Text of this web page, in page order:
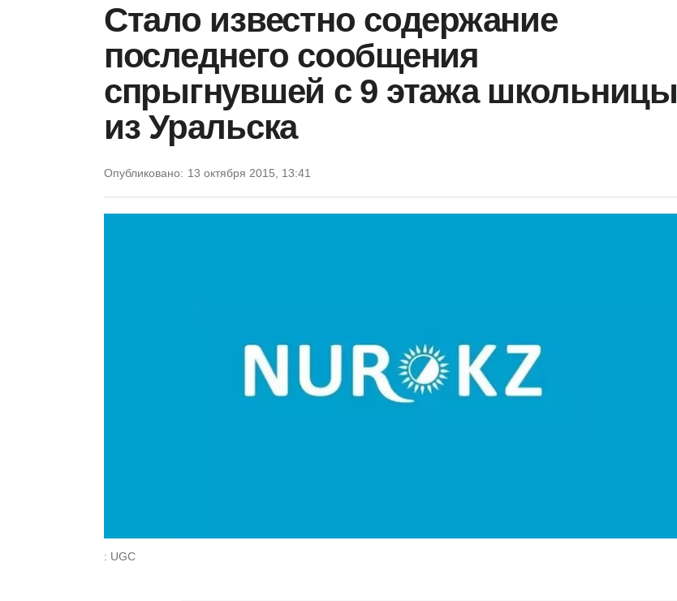
Стало известно содержание
последнего сообщения
спрыгнувшей с 9 этажа школьницы
из Уральска
Опубликовано: 13 октября 2015, 13:41
: UGC